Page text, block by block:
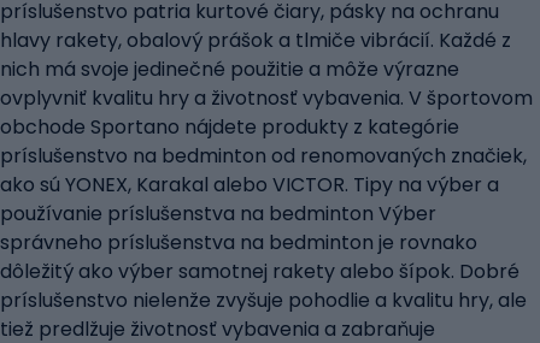
príslušenstvo patria kurtové čiary, pásky na ochranu
hlavy rakety, obalový prášok a tlmiče vibrácií. Každé z
nich má svoje jedinečné použitie a môže výrazne
ovplyvniť kvalitu hry a životnosť vybavenia. V športovom
obchode Sportano nájdete produkty z kategórie
príslušenstvo na bedminton od renomovaných značiek,
ako sú YONEX, Karakal alebo VICTOR. Tipy na výber a
používanie príslušenstva na bedminton Výber
správneho príslušenstva na bedminton je rovnako
dôležitý ako výber samotnej rakety alebo šípok. Dobré
príslušenstvo nielenže zvyšuje pohodlie a kvalitu hry, ale
tiež predlžuje životnosť vybavenia a zabraňuje